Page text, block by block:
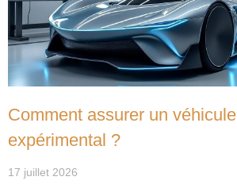
Comment assurer un
expérimental ?
17 juillet 2026